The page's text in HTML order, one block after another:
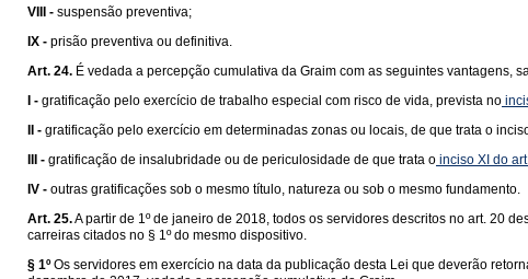
VIII - suspensão preventiva;
IX - prisão preventiva ou definitiva.
Art. 24. É vedada a percepção cumulativa da Graim com as seguintes vantagens,
I - gratificação pelo exercício de trabalho especial com risco de vida, prevista no
II - gratificação pelo exercício em determinadas zonas ou locais, de que trata o
III - gratificação de insalubridade ou de periculosidade de que trata o inciso XI do
IV - outras gratificações sob o mesmo título, natureza ou sob o mesmo fundamento.
Art. 25.A partir de 1º de janeiro de 2018, todos os servidores descritos no art. 20
carreiras citados no § 1º do mesmo dispositivo.
§ 1º Os servidores em exercício na data da publicação desta Lei que deverão